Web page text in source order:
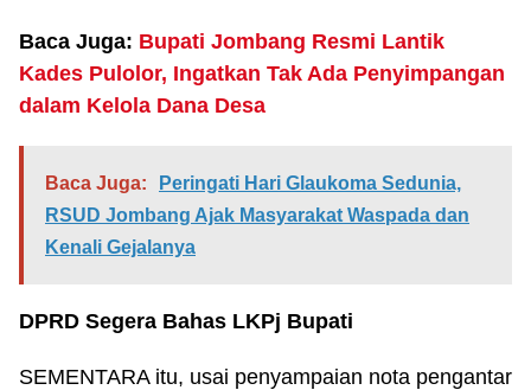
Baca Juga: Bupati Jombang Resmi Lantik
Kades Pulolor, Ingatkan Tak Ada Penyimpangan
dalam Kelola Dana Desa
Baca Juga:
Peringati Hari Glaukoma Sedunia,
RSUD Jombang Ajak Masyarakat Waspada dan
Kenali Gejalanya
DPRD Segera Bahas LKPj Bupati
SEMENTARA itu, usai penyampaian nota pengantar